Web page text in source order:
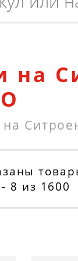
на
на
8 из 1600